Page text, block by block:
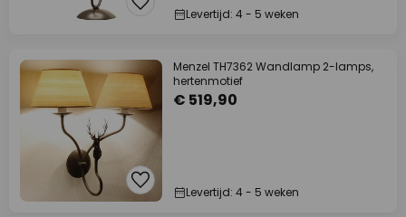
Levertijd: 4 - 5 weken
Menzel TH7362 Wandlamp 2-lamps,
hertenmotief
€ 519,90
Levertijd: 4 - 5 weken